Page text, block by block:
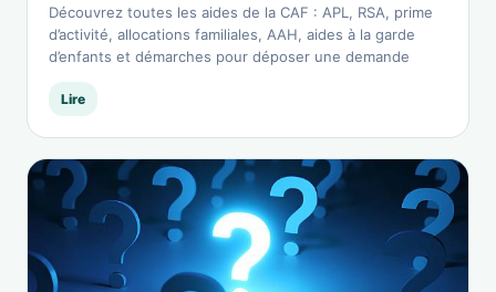
Découvrez toutes les aides de la CAF : APL, RSA, prime
d’activité, allocations familiales, AAH, aides à la garde
d’enfants et démarches pour déposer une demande
Lire